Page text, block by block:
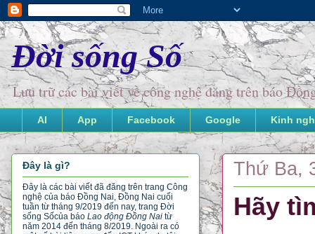
Đời sống Số
Lưu trữ các bài viết về công nghệ đăng trên báo
AI App Facebook Google Kinh
Thứ Ba,
Hãy
Đây là gì?
Đây là các bài viết đã đăng trên trang Công
nghệ của báo Đồng Nai, Đồng Nai cuối
tuần từ tháng 9/2019 đến nay, trang Đời
sống Sốcủa báo Lao động Đồng Nai từ
năm 2014 đến tháng 8/2019. Ngoài ra có